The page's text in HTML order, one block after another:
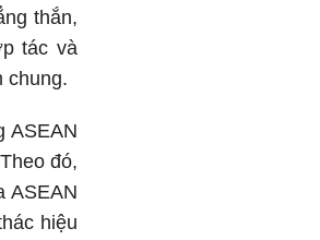
thắn,
tác và
chung.
ASEAN
đó,
ASEAN
hiệu